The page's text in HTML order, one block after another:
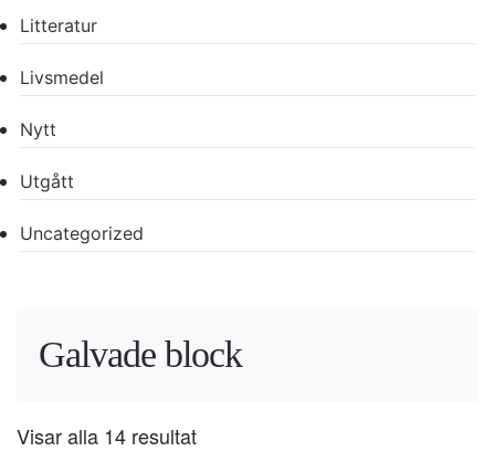
Litteratur
Livsmedel
Nytt
Utgått
Uncategorized
Galvade block
Visar alla 14 resultat